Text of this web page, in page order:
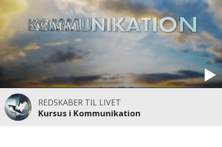
REDSKABER TIL LIVET
Kursus i Kommunikation